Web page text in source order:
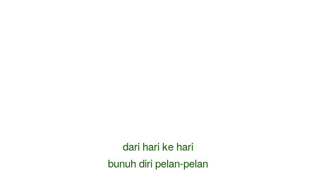
dari hari ke hari
bunuh diri pelan-pelan